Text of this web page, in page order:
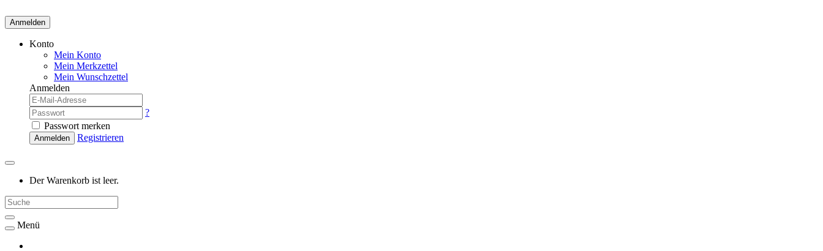
Anmelden
Konto
Mein Konto
Mein Merkzettel
Mein Wunschzettel
Anmelden
?
Passwort merken
Anmelden Registrieren
Der Warenkorb ist leer.
Menü